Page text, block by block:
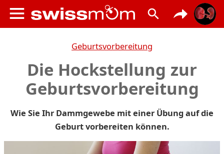
Geburtsvorbereitung
Die Hockstellung zur
Geburtsvorbereitung
Wie Sie Ihr Dammgewebe mit einer Übung auf die
Geburt vorbereiten können.